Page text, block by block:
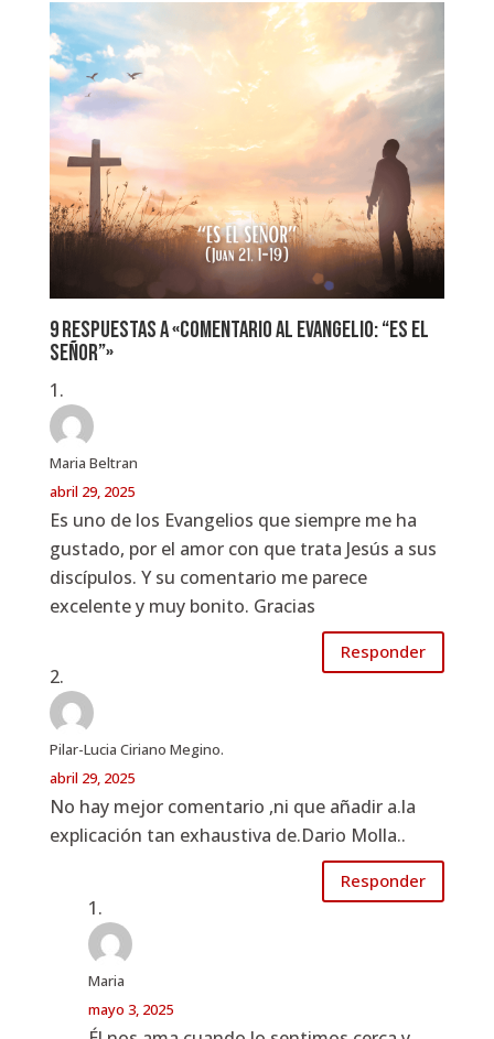
9 respuestas a «Comentario al Evangelio: “Es el
Señor”»
Maria Beltran
abril 29, 2025
Es uno de los Evangelios que siempre me ha
gustado, por el amor con que trata Jesús a sus
discípulos. Y su comentario me parece
excelente y muy bonito. Gracias
Responder
Pilar-Lucia Ciriano Megino.
abril 29, 2025
No hay mejor comentario ,ni que añadir a.la
explicación tan exhaustiva de.Dario Molla..
Responder
Maria
mayo 3, 2025